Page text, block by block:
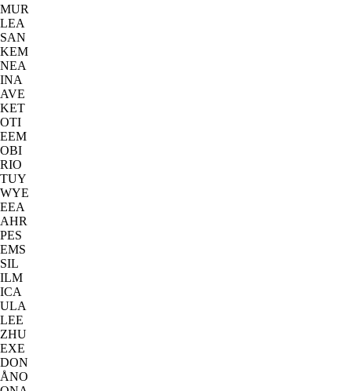
MUR
LEA
SAN
KEM
NEA
INA
AVE
KET
OTI
EEM
OBI
RIO
TUY
WYE
EEA
AHR
PES
EMS
SIL
ILM
ICA
ULA
LEE
ZHU
EXE
DON
ÅNO